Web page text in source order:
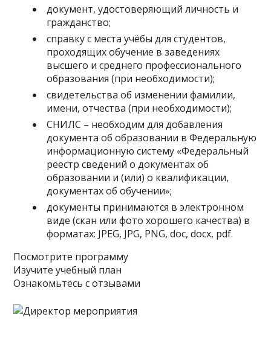
документ, удостоверяющий личность и
гражданство;
справку с места учёбы для студентов,
проходящих обучение в заведениях
высшего и среднего профессионального
образования (при необходимости);
свидетельства об изменении фамилии,
имени, отчества (при необходимости);
СНИЛС – необходим для добавления
документа об образовании в Федеральную
информационную систему «Федеральный
реестр сведений о документах об
образовании и (или) о квалификации,
документах об обучении»;
документы принимаются в электронном
виде (скан или фото хорошего качества) в
форматах: JPEG, JPG, PNG, doc, docx, pdf.
Посмотрите программу
Изучите учебный план
Ознакомьтесь с отзывами